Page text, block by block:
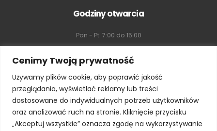
Cenimy Twoją prywatność
Używamy plików cookie, aby poprawić jakość
przeglądania, wyświetlać reklamy lub treści
dostosowane do indywidualnych potrzeb użytkowników
oraz analizować ruch na stronie. Kliknięcie przycisku
„Akceptuj wszystkie” oznacza zgodę na wykorzystywanie
Godziny otwarcia
Pon - Pt: 7:00 do 15:00
Sobota: 8:00 do 16:00
Niedziela: Zamknięte